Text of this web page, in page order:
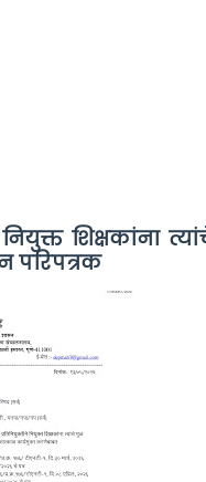
शिक्षकांना
परिपत्रक